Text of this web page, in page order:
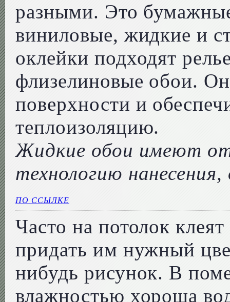
разными. Это
виниловые, жидкие и
оклейки подходят
флизелиновые обои.
поверхности и
теплоизоляцию.
Жидкие обои имеют
технологию
ПО ССЫЛКЕ
Часто на потолок
придать им нужный
нибудь рисунок. В
влажностью хороша